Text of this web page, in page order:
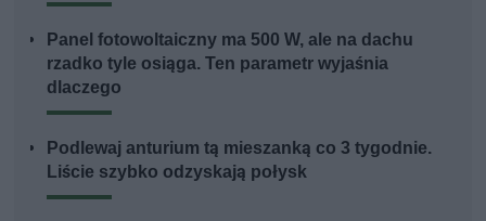
Panel fotowoltaiczny ma 500 W, ale na dachu
rzadko tyle osiąga. Ten parametr wyjaśnia
dlaczego
Podlewaj anturium tą mieszanką co 3 tygodnie.
Liście szybko odzyskają połysk